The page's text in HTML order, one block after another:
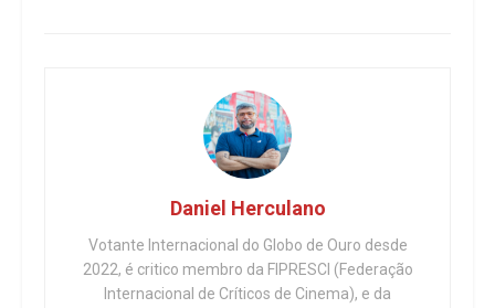
Daniel Herculano
Votante Internacional do Globo de Ouro desde
2022, é critico membro da FIPRESCI (Federação
Internacional de Críticos de Cinema), e da